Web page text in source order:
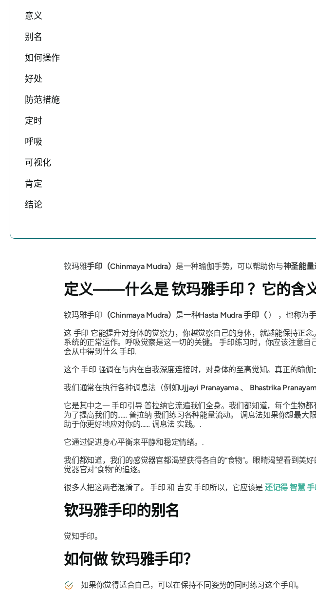
意义
别名
如何操作
好处
防范措施
定时
呼吸
可视化
肯定
结论
钦玛雅手印（Chinmaya Mudra） 是一种瑜伽手势，可以帮助你与神圣能量
定义——什么是钦玛雅手印 ？它的含
钦玛雅手印 （Chinmaya Mudra） 是一种Hasta Mudra手印（） ，也称为
这 手印 它能提升对身体的觉察力，你越觉察自己的身体，就越能保持正
系统的正常运作。呼吸觉察是这一切的关键。 手印练习时，你应该注意自
会从中得到什么手印.
这个手印 强调在与内在自我深度连接时，对身体的至高觉知。真正的瑜伽
我们通常在执行各种调息法（例如Ujjayi Pranayama、 Bhastrika
它是其中之一手印引导普拉纳它流遍我们全身。我们都知道，每个生物
为了提高我们的…… 普拉纳 我们练习各种能量流动。 调息法如果你想最大
助于你更好地应对你的…… 调息法 实践。.
它通过促进身心平衡来平静和稳定情绪。.
我们都知道，我们的感觉器官都渴望获得各自的“食物”。眼睛渴望看到美
觉器官对“食物”的追逐。
很多人把这两者混淆了。手印 和 吉安 手印所以，它应该是 还记得 智慧
钦玛雅手印的别名
觉知手印。
如何做钦玛雅手印？
如果你觉得适合自己，可以在保持不同姿势的同时练习这个手印。